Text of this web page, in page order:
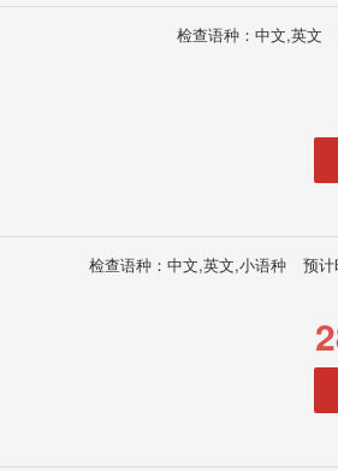
检查语种：中文,英文
检查语种：中文,英文,小语种 预